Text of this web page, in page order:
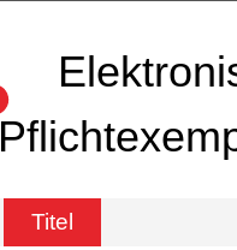
Titel